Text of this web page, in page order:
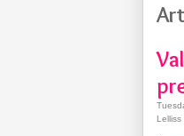
Lelliss